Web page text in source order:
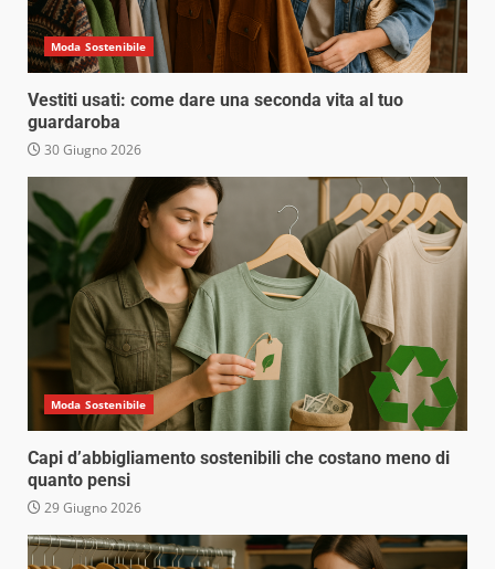
Moda Sostenibile
Vestiti usati: come dare una seconda vita al tuo
guardaroba
30 Giugno 2026
Moda Sostenibile
Capi d’abbigliamento sostenibili che costano meno di
quanto pensi
29 Giugno 2026